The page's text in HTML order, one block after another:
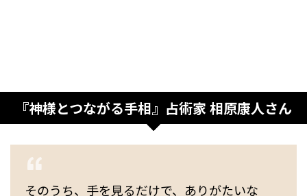
『神様とつながる手相』占術家 相原康人さん
そのうち、手を見るだけで、ありがたいな